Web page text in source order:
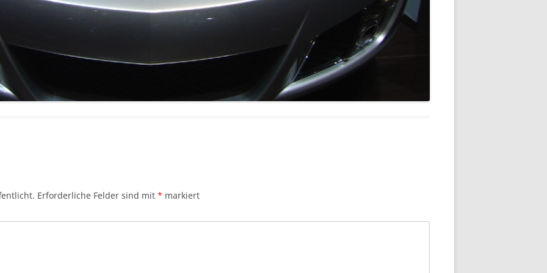
Erforderliche Felder sind mit * markiert